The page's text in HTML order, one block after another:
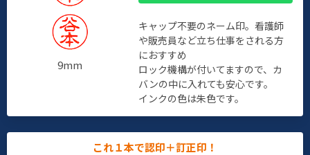
9mm
キャップ不要のネーム印。看護師
や販売員など立ち仕事をされる方
におすすめ
ロック機構が付いてますので、カ
バンの中に入れても安心です。
インクの色は朱色です。
これ１本で認印＋訂正印！